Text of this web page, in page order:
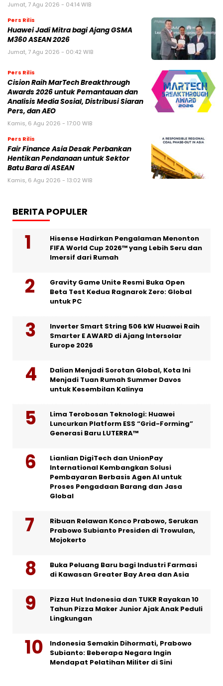
Jumat, 7 Agu 2026 - 04:14 WIB
Pers Rilis
Huawei Jadi Mitra bagi Ajang GSMA
M360 ASEAN 2026
Jumat, 7 Agu 2026 - 00:42 WIB
Pers Rilis
Cision Raih MarTech Breakthrough
Awards 2026 untuk Pemantauan dan
Analisis Media Sosial, Distribusi Siaran
Pers, dan AEO
Kamis, 6 Agu 2026 - 17:00 WIB
Pers Rilis
Fair Finance Asia Desak Perbankan
Hentikan Pendanaan untuk Sektor
Batu Bara di ASEAN
Kamis, 6 Agu 2026 - 13:02 WIB
BERITA POPULER
Hisense Hadirkan Pengalaman Menonton
FIFA World Cup 2026™ yang Lebih Seru dan
Imersif dari Rumah
Gravity Game Unite Resmi Buka Open
Beta Test Kedua Ragnarok Zero: Global
untuk PC
Inverter Smart String 506 kW Huawei Raih
Smarter E AWARD di Ajang Intersolar
Europe 2026
Dalian Menjadi Sorotan Global, Kota Ini
Menjadi Tuan Rumah Summer Davos
untuk Kesembilan Kalinya
Lima Terobosan Teknologi: Huawei
Luncurkan Platform ESS “Grid-Forming”
Generasi Baru LUTERRA™
Lianlian DigiTech dan UnionPay
International Kembangkan Solusi
Pembayaran Berbasis Agen AI untuk
Proses Pengadaan Barang dan Jasa
Global
Ribuan Relawan Konco Prabowo, Serukan
Prabowo Subianto Presiden di Trowulan,
Mojokerto
Buka Peluang Baru bagi Industri Farmasi
di Kawasan Greater Bay Area dan Asia
Pizza Hut Indonesia dan TUKR Rayakan 10
Tahun Pizza Maker Junior Ajak Anak Peduli
Lingkungan
Indonesia Semakin Dihormati, Prabowo
Subianto: Beberapa Negara Ingin
Mendapat Pelatihan Militer di Sini